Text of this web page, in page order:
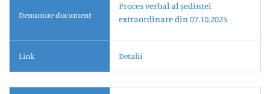
Denumire document
Proces verbal al ședinței
extraordinare din 07.10.2025
Link Detalii